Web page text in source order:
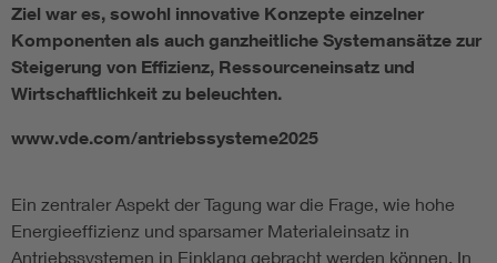
Ziel war es, sowohl innovative Konzepte einzelner
Komponenten als auch ganzheitliche Systemansätze zur
Steigerung von Effizienz, Ressourceneinsatz und
Wirtschaftlichkeit zu beleuchten.
www.vde.com/antriebssysteme2025
Ein zentraler Aspekt der Tagung war die Frage, wie hohe
Energieeffizienz und sparsamer Materialeinsatz in
Antriebssystemen in Einklang gebracht werden können. In